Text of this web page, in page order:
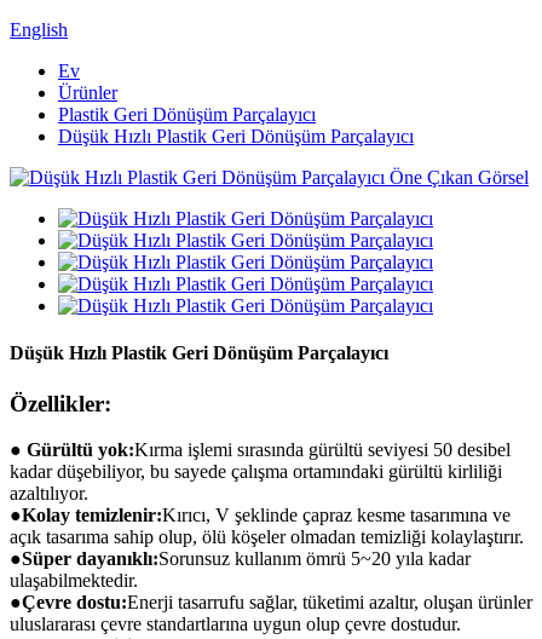
English
Ev
Ürünler
Plastik Geri Dönüşüm Parçalayıcı
Düşük Hızlı Plastik Geri Dönüşüm Parçalayıcı
Düşük Hızlı Plastik Geri Dönüşüm Parçalayıcı
Özellikler:
● Gürültü yok:Kırma işlemi sırasında gürültü seviyesi 50 desibel
kadar düşebiliyor, bu sayede çalışma ortamındaki gürültü kirliliği
azaltılıyor.
●Kolay temizlenir:Kırıcı, V şeklinde çapraz kesme tasarımına ve
açık tasarıma sahip olup, ölü köşeler olmadan temizliği kolaylaştırır.
●Süper dayanıklı:Sorunsuz kullanım ömrü 5~20 yıla kadar
ulaşabilmektedir.
●Çevre dostu:Enerji tasarrufu sağlar, tüketimi azaltır, oluşan ürünler
uluslararası çevre standartlarına uygun olup çevre dostudur.